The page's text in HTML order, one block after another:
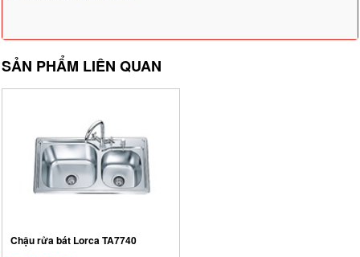
SẢN PHẨM LIÊN QUAN
Chậu rửa bát Lorca TA7740